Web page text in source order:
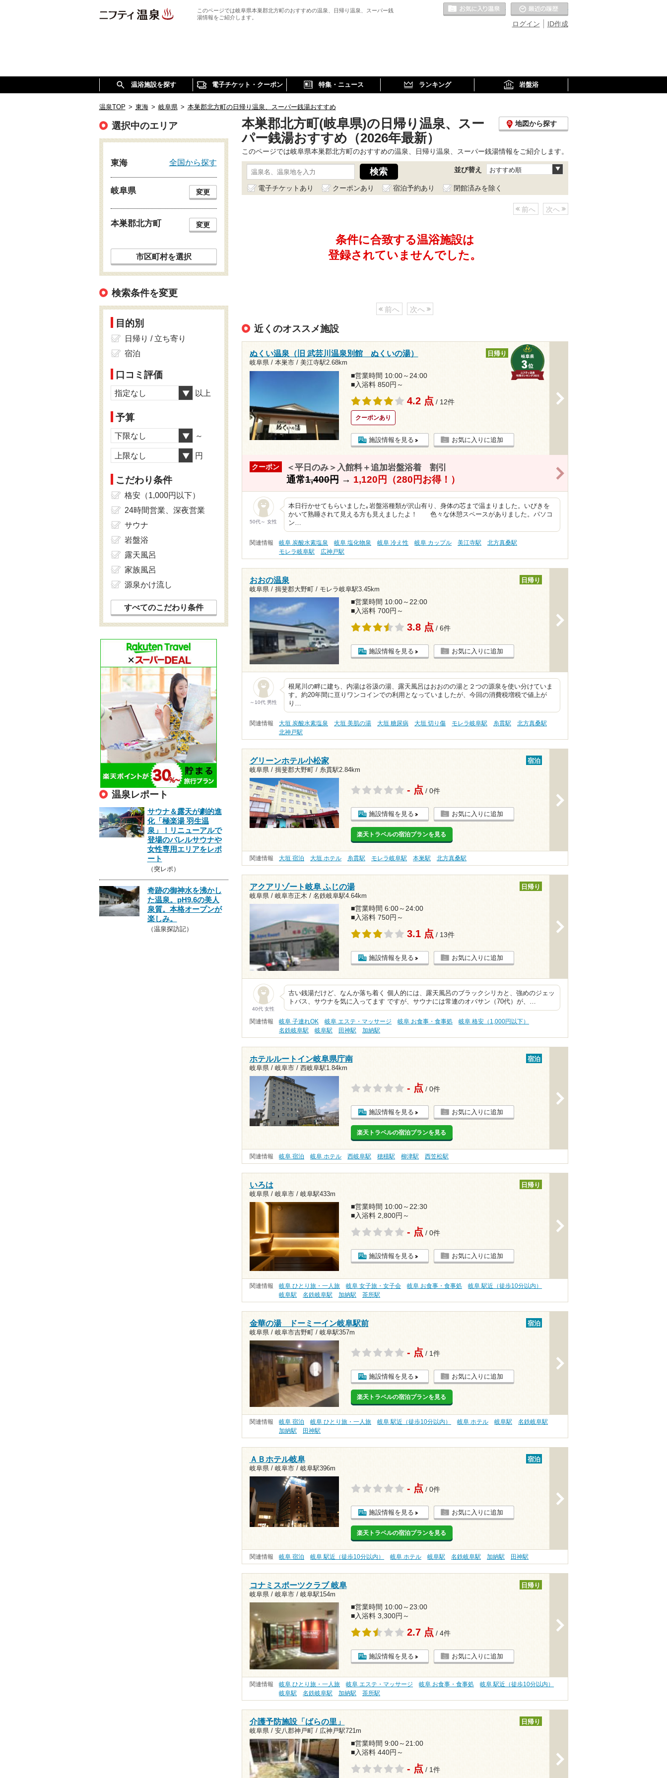
このページでは岐阜県本巣郡北方町のおすすめの温泉、日帰り温泉、スーパー銭
湯情報をご紹介します。
ID作成
ログイン
お気に入りの温泉
温浴施設を探す 電子チケット・クーポン 特集・ニュース ランキング 岩盤浴
温泉TOP > 東海 > 岐阜県 > 本巣郡北方町の日帰り温泉、スーパー銭湯おすすめ
本巣郡北方町(岐阜県)の日帰り温泉、スー
パー銭湯おすすめ（2026年最新）
地図から探す
このページでは岐阜県本巣郡北方町のおすすめの温泉、日帰り温泉、スーパー銭湯情報をご紹介します。
並び替え おすすめ順
電子チケットあり クーポンあり 宿泊予約あり 閉館済みを除く
前へ 次へ
条件に合致する温浴施設は
登録されていませんでした。
前へ 次へ
近くのオススメ施設
ぬくい温泉（旧 武芸川温泉別館 ぬくいの湯）
岐阜県 / 本巣市 / 美江寺駅2.68km
日帰り
■営業時間 10:00～24:00
■入浴料 850円～
4.2 点 / 12件
クーポンあり
施設情報を見る お気に入りに追加
クーポン ＜平日のみ＞入館料＋追加岩盤浴着 割引
通常1,400円→ 1,120円（280円お得！）
50代～ 女性
本日行かせてもらいました｡岩盤浴種類が沢山有り、身体の芯まで温まりました。いびきを
かいて熟睡されて見える方も見えましたよ！ 色々な休憩スペースがありました。パソコ
ン…
関連情報 岐阜 炭酸水素塩泉 岐阜 塩化物泉 岐阜 冷え性 岐阜 カップル 美江寺駅
北方真桑駅
モレラ岐阜駅
広神戸駅
おおの温泉
岐阜県 / 揖斐郡大野町 / モレラ岐阜駅3.45km
日帰り
■営業時間 10:00～22:00
■入浴料 700円～
3.8 点 / 6件
施設情報を見る お気に入りに追加
～10代 男性
根尾川の畔に建ち、内湯は谷汲の湯、露天風呂はおおのの湯と２つの源泉を使い分けていま
す。約20年間に亘りワンコインでの利用となっていましたが、今回の消費税増税で値上が
り…
関連情報 大垣 炭酸水素塩泉 大垣 美肌の湯 大垣 糖尿病 大垣 切り傷 モレラ岐阜駅 糸貫駅
北方真桑駅
北神戸駅
グリーンホテル小松家
岐阜県 / 揖斐郡大野町 / 糸貫駅2.84km
宿泊
- 点 / 0件
施設情報を見る お気に入りに追加
楽天トラベルの宿泊プランを見る
関連情報 大垣 宿泊 大垣 ホテル 糸貫駅 モレラ岐阜駅 本巣駅 北方真桑駅
アクアリゾート岐阜 ふじの湯
岐阜県 / 岐阜市正木 / 名鉄岐阜駅4.64km
日帰り
■営業時間 6:00～24:00
■入浴料 750円～
3.1 点 / 13件
施設情報を見る お気に入りに追加
40代 女性
古い銭湯だけど、なんか落ち着く 個人的には、露天風呂のブラックシリカと、強めのジェッ
トバス、サウナを気に入ってます ですが、サウナには常連のオバサン（70代）が、…
関連情報 岐阜 子連れOK 岐阜 エステ・マッサージ 岐阜 お食事・食事処
岐阜 格安（1,000円以下）
名鉄岐阜駅
岐阜駅 田神駅 加納駅
ホテルルートイン岐阜県庁南
岐阜県 / 岐阜市 / 西岐阜駅1.84km
宿泊
- 点 / 0件
施設情報を見る お気に入りに追加
楽天トラベルの宿泊プランを見る
関連情報 岐阜 宿泊 岐阜 ホテル 西岐阜駅 穂積駅 柳津駅 西笠松駅
いろは
岐阜県 / 岐阜市 / 岐阜駅433m
日帰り
■営業時間 10:00～22:30
■入浴料 2,800円～
- 点 / 0件
施設情報を見る お気に入りに追加
関連情報 岐阜 ひとり旅・一人旅 岐阜 女子旅・女子会 岐阜 お食事・食事処
岐阜 駅近（徒歩10分以内）
岐阜駅
名鉄岐阜駅 加納駅 茶所駅
金華の湯 ドーミーイン岐阜駅前
岐阜県 / 岐阜市吉野町 / 岐阜駅357m
宿泊
- 点 / 1件
施設情報を見る お気に入りに追加
楽天トラベルの宿泊プランを見る
関連情報 岐阜 宿泊 岐阜 ひとり旅・一人旅 岐阜 駅近（徒歩10分以内） 岐阜 ホテル 岐阜駅
名鉄岐阜駅
加納駅
田神駅
ＡＢホテル岐阜
岐阜県 / 岐阜市 / 岐阜駅396m
宿泊
- 点 / 0件
施設情報を見る お気に入りに追加
楽天トラベルの宿泊プランを見る
関連情報 岐阜 宿泊 岐阜 駅近（徒歩10分以内） 岐阜 ホテル 岐阜駅 名鉄岐阜駅 加納駅 田神駅
コナミスポーツクラブ 岐阜
岐阜県 / 岐阜市 / 岐阜駅154m
日帰り
■営業時間 10:00～23:00
■入浴料 3,300円～
2.7 点 / 4件
施設情報を見る お気に入りに追加
関連情報 岐阜 ひとり旅・一人旅 岐阜 エステ・マッサージ 岐阜 お食事・食事処
岐阜 駅近（徒歩10分以内）
岐阜駅
名鉄岐阜駅 加納駅 茶所駅
介護予防施設「ばらの里」
岐阜県 / 安八郡神戸町 / 広神戸駅721m
日帰り
■営業時間 9:00～21:00
■入浴料 440円～
- 点 / 1件
選択中のエリア
東海 全国から探す
岐阜県 変更
本巣郡北方町 変更
市区町村を選択
検索条件を変更
目的別
日帰り / 立ち寄り
宿泊
口コミ評価
指定なし 以上
予算
下限なし ～
上限なし 円
こだわり条件
格安（1,000円以下）
24時間営業、深夜営業
サウナ
岩盤浴
露天風呂
家族風呂
源泉かけ流し
すべてのこだわり条件
温泉レポート
サウナ＆露天が劇的進
化「極楽湯 羽生温
泉」！リニューアルで
登場のバレルサウナや
女性専用エリアをレポ
ート
（突レポ）
奇跡の御神水を沸かし
た温泉。pH9.6の美人
泉質。本格オープンが
楽しみ。
（温泉探訪記）